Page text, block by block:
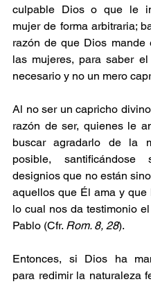
culpable Dios o que le
mujer de forma arbitraria;
razón de que Dios mande
las mujeres, para saber
necesario y no un mero
Al no ser un capricho
razón de ser, quienes le
buscar agradarlo de la
posible, santificándose
designios que no están
aquellos que Él ama y que
lo cual nos da testimonio
Pablo (Cfr. Rom. 8, 28).
Entonces, si Dios ha
para redimir la naturaleza